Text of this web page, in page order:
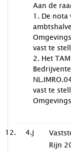
Aan de
1. De
vast te
2. Het
vast te
4.j
Rijn